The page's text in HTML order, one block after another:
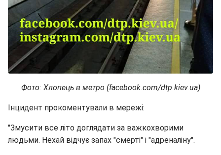
Фото: Хлопець в метро (facebook.com/dtp.kiev.ua)
Інцидент прокоментували в мережі:
"Змусити все літо доглядати за важкохворими
людьми. Нехай відчує запах "смерті" і "адреналіну".